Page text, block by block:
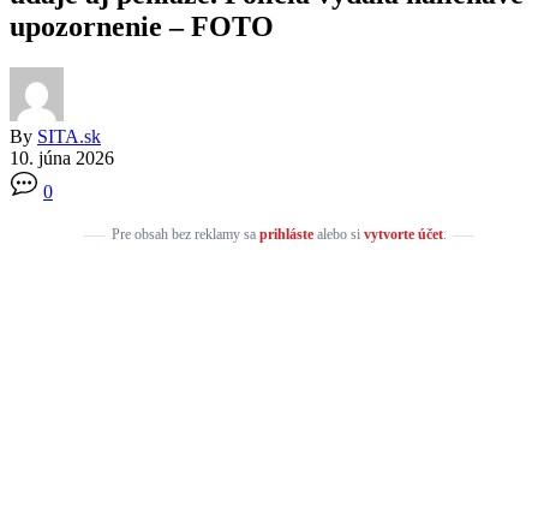
upozornenie – FOTO
By SITA.sk
10. júna 2026
0
Pre obsah bez reklamy sa prihlástealebo si vytvorte účet.